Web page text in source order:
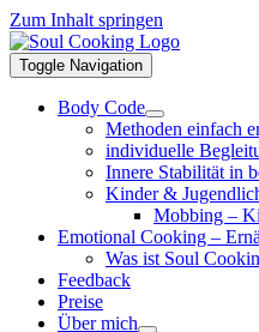
Zum Inhalt springen
Toggle Navigation
Body Code
Methoden einfach
individuelle
Innere Stabilität in
Kinder &
Mobbing –
Emotional Cooking –
Was ist Soul
Feedback
Preise
Über mich